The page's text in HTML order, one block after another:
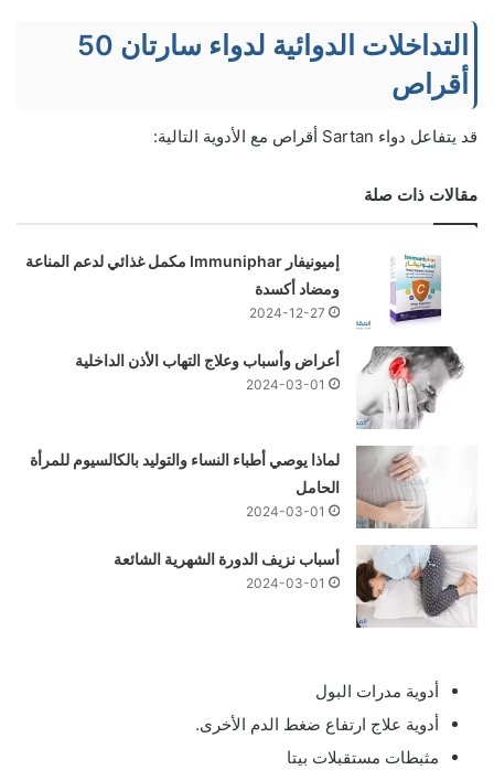
التداخلات الدوائية لدواء سارتان 50
أقراص
قد يتفاعل دواء Sartan أقراص مع الأدوية التالية:
مقالات ذات صلة
إميونيفار Immuniphar مكمل غذائي لدعم المناعة
ومضاد أكسدة
2024-12-27
أعراض وأسباب وعلاج التهاب الأذن الداخلية
2024-03-01
لماذا يوصي أطباء النساء والتوليد بالكالسيوم للمرأة
الحامل
2024-03-01
أسباب نزيف الدورة الشهرية الشائعة
2024-03-01
أدوية مدرات البول
أدوية علاج ارتفاع ضغط الدم الأخرى.
مثبطات مستقبلات بيتا